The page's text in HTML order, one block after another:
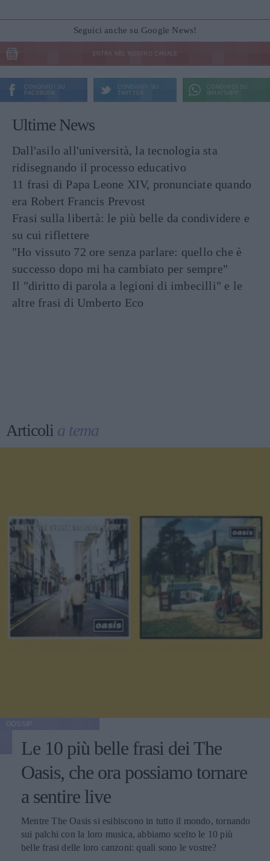
Seguici anche su Google News!
ENTRA NEL NOSTRO CANALE
CONDIVIDI SU
FACEBOOK
CONDIVIDI SU
TWITTER
CONDIVIDI SU
WHATSAPP
Ultime News
Dall'asilo all'università, la tecnologia sta
ridisegnando il processo educativo
11 frasi di Papa Leone XIV, pronunciate quando
era Robert Francis Prevost
Frasi sulla libertà: le più belle da condividere e
su cui riflettere
"Ho vissuto 72 ore senza parlare: quello che è
successo dopo mi ha cambiato per sempre"
Il "diritto di parola a legioni di imbecilli" e le
altre frasi di Umberto Eco
Articoli a tema
Le 10 più belle frasi dei The
Oasis, che ora possiamo tornare
a sentire live
Mentre The Oasis si esibiscono in tutto il mondo, tornando
sui palchi con la loro musica, abbiamo scelto le 10 più
belle frasi delle loro canzoni: quali sono le vostre?